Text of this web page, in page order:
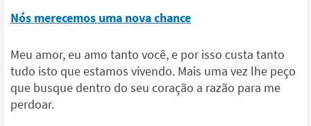
Nós merecemos uma nova chance
Meu amor, eu amo tanto você, e por isso custa tanto
tudo isto que estamos vivendo. Mais uma vez lhe peço
que busque dentro do seu coração a razão para me
perdoar.